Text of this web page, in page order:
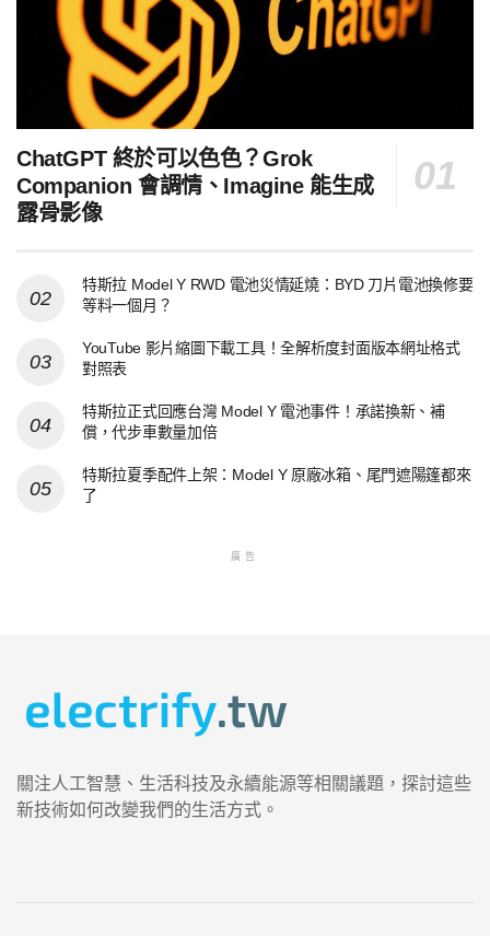
ChatGPT 終於可以色色？Grok
Companion 會調情、Imagine 能生成
露骨影像
特斯拉 Model Y RWD 電池災情延燒：BYD 刀片電池換修要
等料一個月？
YouTube 影片縮圖下載工具！全解析度封面版本網址格式
對照表
特斯拉正式回應台灣 Model Y 電池事件！承諾換新、補
償，代步車數量加倍
特斯拉夏季配件上架：Model Y 原廠冰箱、尾門遮陽篷都來
了
廣告
關注人工智慧、生活科技及永續能源等相關議題，探討這些
新技術如何改變我們的生活方式。